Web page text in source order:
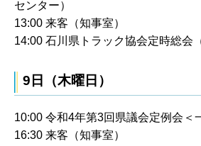
センター）
13:00 来客（知事室）
14:00 石川県トラック協会定時総会
9日（木曜日）
10:00 令和4年第3回県議会定例会＜
16:30 来客（知事室）